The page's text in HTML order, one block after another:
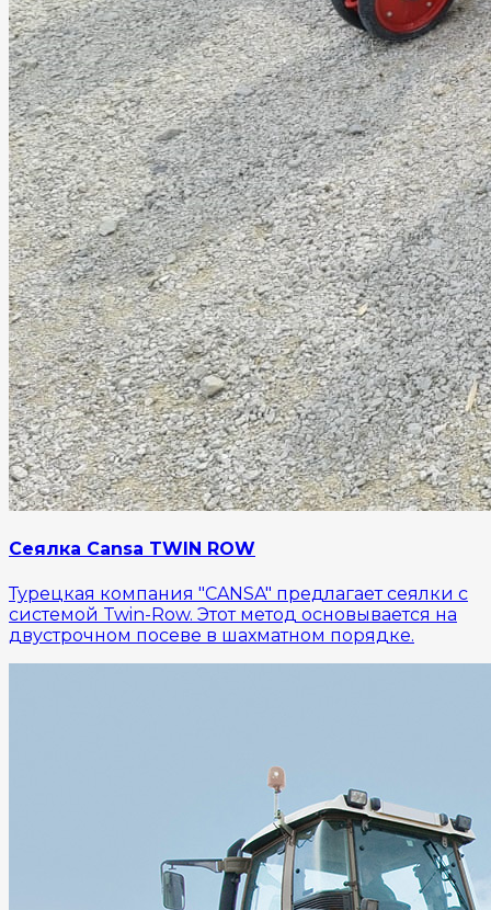
Сеялка Cansa TWIN ROW
Турецкая компания "CANSA" предлагает сеялки с
системой Twin-Row. Этот метод основывается на
двустрочном посеве в шахматном порядке.